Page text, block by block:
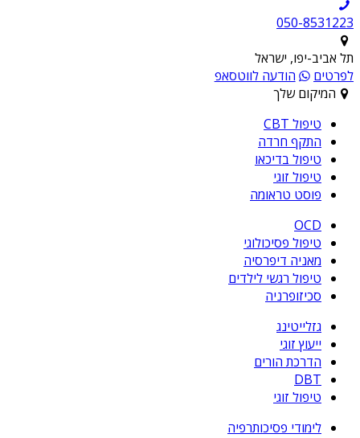
050-8531223
תל אביב-יפו, ישראל
לפרטים
הודעה לווטסאפ
המיקום שלך
טיפול CBT
התקף חרדה
טיפול בדיכאו
טיפול זוגי
פוסט טראומה
OCD
טיפול פסיכולוגי
מאניה דיפרסיה
טיפול רגשי לילדים
סכיזופרניה
גזלייטינג
ייעוץ זוגי
הדרכת הורים
DBT
טיפול זוגי
לימודי פסיכותרפיה